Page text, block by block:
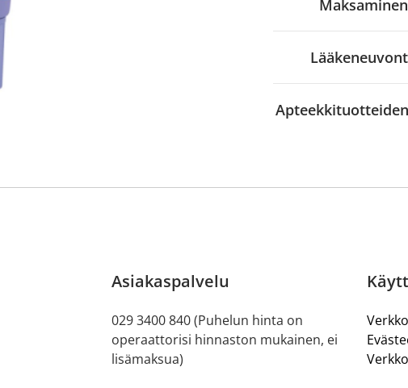
voit
ostoksesi.
Maksaminen
Asiakaspalvelu
029 3400 840 (Puhelun hinta on
operaattorisi hinnaston mukainen, ei
lisämaksua)